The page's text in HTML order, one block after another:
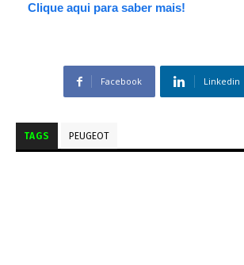
Clique aqui para saber mais!
Facebook Linkedin
TAGS PEUGEOT